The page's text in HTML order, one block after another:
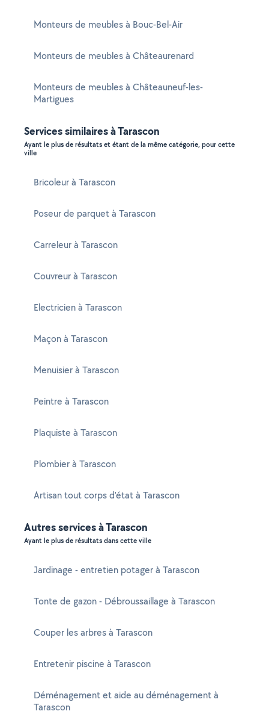
Monteurs de meubles à Bouc-Bel-Air
Monteurs de meubles à Châteaurenard
Monteurs de meubles à Châteauneuf-les-
Martigues
Services similaires à Tarascon
Ayant le plus de résultats et étant de la même catégorie, pour cette
ville
Bricoleur à Tarascon
Poseur de parquet à Tarascon
Carreleur à Tarascon
Couvreur à Tarascon
Electricien à Tarascon
Maçon à Tarascon
Menuisier à Tarascon
Peintre à Tarascon
Plaquiste à Tarascon
Plombier à Tarascon
Artisan tout corps d'état à Tarascon
Autres services à Tarascon
Ayant le plus de résultats dans cette ville
Jardinage - entretien potager à Tarascon
Tonte de gazon - Débroussaillage à Tarascon
Couper les arbres à Tarascon
Entretenir piscine à Tarascon
Déménagement et aide au déménagement à
Tarascon